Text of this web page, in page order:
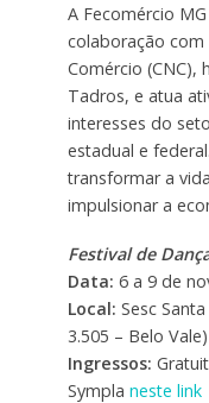
A Fecomércio
colaboração com
Comércio (CNC),
Tadros, e atua
interesses do
estadual e
transformar a
impulsionar a
Festival de
Data: 6 a 9 de
Local: Sesc
3.505 – Belo Vale)
Ingressos:
Sympla neste link